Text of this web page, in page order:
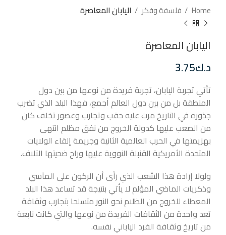
Home فلسفة وفكر اليابان المعاصرة
اليابان المعاصرة
د.ك3.75
تأتي تجربة اليابان، تجربة فريدة من نوعها من بين دول
المنطقة بل من بين دول العالم أجمع، فهذا البلد الذي تضرب
جذوره في التاريخ مرت عليه حقب وتجارب وعصور تخلف كان
من الصعب عليها كدولة الخروج من نفق مظلم انتهى
بهزيمتها في الحرب العالمية الثانية وجريمة إلقاء الولايات
المتحدة الأمريكية القنبلة النووية عليها وراح ضحيتها الآلاف.
ولولا إرادة هذا الشعب الذي رأى أن الركون على المآسي
وذكريات الماضي المؤلم لا يأتي بنتيجة قد تساعد هذا البلد
المعطاء للخروج من الظلام نحو النور متسلحا بتجارب وثقافة
تعد واحدة من الثقافات الفريدة من نوعها والتي كانت نابعة
من تاريخ وثقافة الفرد الياباني نفسه.